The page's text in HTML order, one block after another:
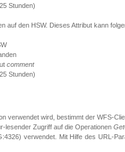
Stunden)
auf den HSW. Dieses Attribut kann
comment
Stunden)
verwendet wird, bestimmt der WFS-
lesender Zugriff auf die Operationen
verwendet. Mit Hilfe des URL-